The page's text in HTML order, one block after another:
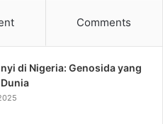
Comments
di Nigeria: Genosida yang